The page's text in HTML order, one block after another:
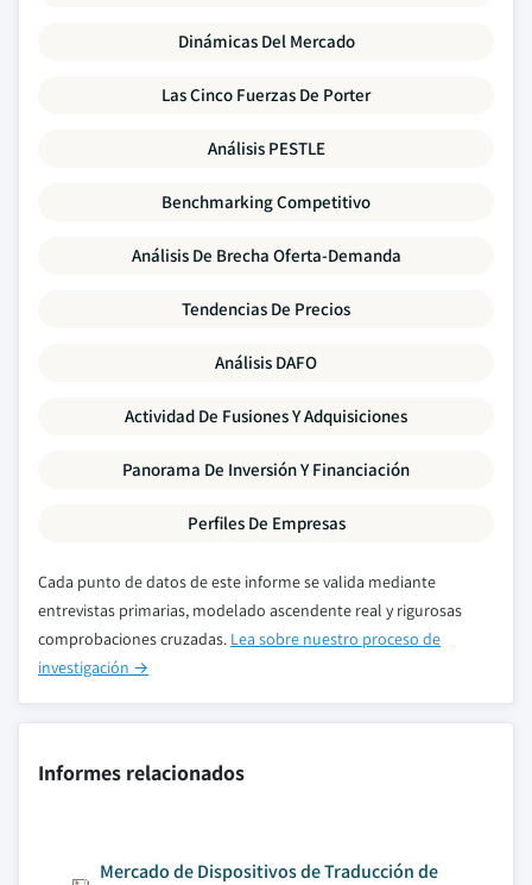
Dinámicas Del Mercado
Las Cinco Fuerzas De Porter
Análisis PESTLE
Benchmarking Competitivo
Análisis De Brecha Oferta-Demanda
Tendencias De Precios
Análisis DAFO
Actividad De Fusiones Y Adquisiciones
Panorama De Inversión Y Financiación
Perfiles De Empresas
Cada punto de datos de este informe se valida mediante
entrevistas primarias, modelado ascendente real y rigurosas
comprobaciones cruzadas. Lea sobre nuestro proceso de
investigación →
Informes relacionados
Mercado de Dispositivos de Traducción de